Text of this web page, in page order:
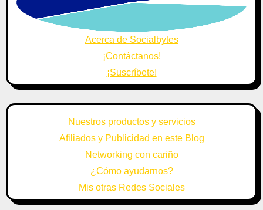
Acerca de Socialbytes
¡Contáctanos!
¡Suscríbete!
Nuestros productos y servicios
Afiliados y Publicidad en este Blog
Networking con cariño
¿Cómo ayudarnos?
Mis otras Redes Sociales